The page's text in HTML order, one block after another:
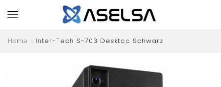
Home Inter-Tech S-703 Desktop Schwarz